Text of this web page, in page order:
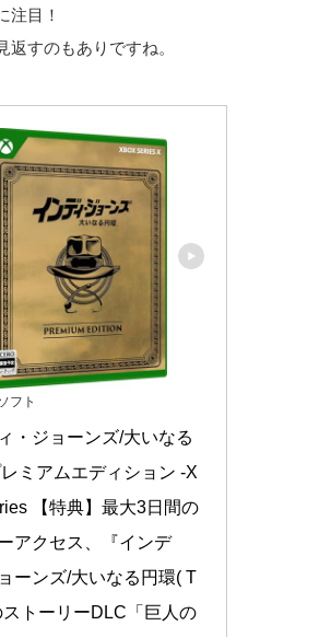
注目！
返すのもありですね。
フト
・ジョーンズ/大いなる
ミアムエディション -X
【特典】最大3日間の
アクセス、『インデ
ーンズ/大いなる円環( T
ストーリーDLC「巨人の